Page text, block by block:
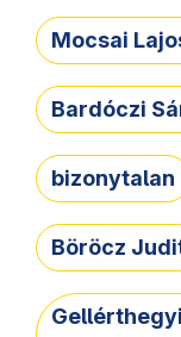
Mocsai
Bardóczi
bizonytalan
Böröcz